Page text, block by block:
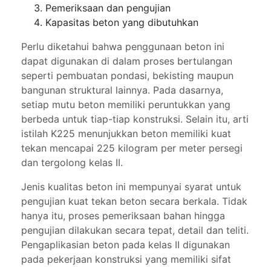
Pemeriksaan dan pengujian
Kapasitas beton yang dibutuhkan
Perlu diketahui bahwa penggunaan beton ini
dapat digunakan di dalam proses bertulangan
seperti pembuatan pondasi, bekisting maupun
bangunan struktural lainnya. Pada dasarnya,
setiap mutu beton memiliki peruntukkan yang
berbeda untuk tiap-tiap konstruksi. Selain itu, arti
istilah K225 menunjukkan beton memiliki kuat
tekan mencapai 225 kilogram per meter persegi
dan tergolong kelas II.
Jenis kualitas beton ini mempunyai syarat untuk
pengujian kuat tekan beton secara berkala. Tidak
hanya itu, proses pemeriksaan bahan hingga
pengujian dilakukan secara tepat, detail dan teliti.
Pengaplikasian beton pada kelas II digunakan
pada pekerjaan konstruksi yang memiliki sifat